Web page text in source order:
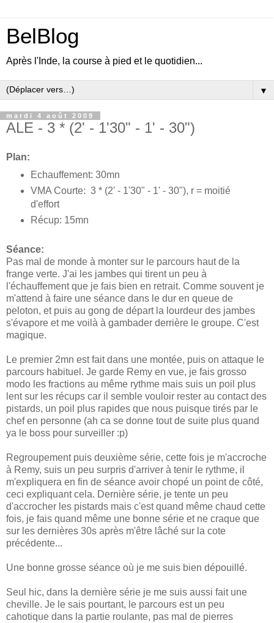
BelBlog
Après l'Inde, la course à pied et le quotidien...
▼
mardi 4 août 2009
ALE - 3 * (2' - 1'30" - 1' - 30")
Plan:
Echauffement: 30mn
VMA Courte: 3 * (2' - 1'30" - 1' - 30"), r = moitié
d'effort
Récup: 15mn
Séance:
Pas mal de monde à monter sur le parcours haut de la
frange verte. J'ai les jambes qui tirent un peu à
l'échauffement que je fais bien en retrait. Comme souvent je
m'attend à faire une séance dans le dur en queue de
peloton, et puis au gong de départ la lourdeur des jambes
s'évapore et me voilà à gambader derrière le groupe. C'est
magique.
Le premier 2mn est fait dans une montée, puis on attaque le
parcours habituel. Je garde Remy en vue, je fais grosso
modo les fractions au même rythme mais suis un poil plus
lent sur les récups car il semble vouloir rester au contact des
pistards, un poil plus rapides que nous puisque tirés par le
chef en personne (ah ca se donne tout de suite plus quand
ya le boss pour surveiller :p)
Regroupement puis deuxième série, cette fois je m'accroche
à Remy, suis un peu surpris d'arriver à tenir le rythme, il
m'expliquera en fin de séance avoir chopé un point de côté,
ceci expliquant cela. Dernière série, je tente un peu
d'accrocher les pistards mais c'est quand même chaud cette
fois, je fais quand même une bonne série et ne craque que
sur les dernières 30s après m'être lâché sur la cote
précédente...
Une bonne grosse séance où je me suis bien dépouillé.
Seul hic, dans la dernière série je me suis aussi fait une
cheville. Je le sais pourtant, le parcours est un peu
cahotique dans la partie roulante, pas mal de pierres